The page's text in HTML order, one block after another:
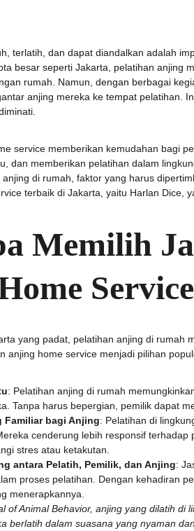
terlatih, dan dapat diandalkan adalah
besar seperti Jakarta, pelatihan anjing
rumah. Namun, dengan berbagai
anjing mereka ke tempat pelatihan.
service memberikan kemudahan bagi
dan memberikan pelatihan dalam
di rumah, faktor yang harus
terbaik di Jakarta, yaitu Harlan Dice,
Memilih
yang padat, pelatihan anjing di rumah
anjing home service menjadi pilihan
: Pelatihan anjing di rumah
Tanpa harus bepergian, pemilik dapat
Familiar bagi Anjing: Pelatihan di
cenderung lebih responsif
stres atau ketakutan.
antara Pelatih, Pemilik, dan Anjing:
proses pelatihan. Dengan kehadiran
menerapkannya.
of Animal Behavior, anjing yang dilatih
berlatih dalam suasana yang nyaman